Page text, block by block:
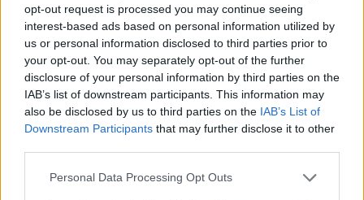
opt-out request is processed you may continue seeing
interest-based ads based on personal information utilized by
us or personal information disclosed to third parties prior to
your opt-out. You may separately opt-out of the further
disclosure of your personal information by third parties on the
IAB’s list of downstream participants. This information may
also be disclosed by us to third parties on the IAB’s List of
Downstream Participants that may further disclose it to other
Personal Data Processing Opt Outs
che gli utenti si aspettano dagli smartphone Xiaomi, incluse le
funzionalità video al rallentatore da 960 fps. Per i selfie, Mi MIX 3 5G
offre una configurazione a doppia fotocamera da 24MP + 2MP, che
sfrutta al meglio il sensore IMX576 di Sony per catturare maggiori
dettagli. La fotocamera è gestita da Qualcomm Spectra™ 380 ISP che
fissa nuovi e brillanti standard per la fotografia cinematografica,
nonché un’esperienza veloce ed efficiente che consente di effettuare
più scatti consecutivi.